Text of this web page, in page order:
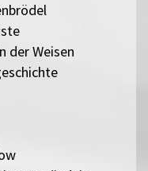
der Weisen